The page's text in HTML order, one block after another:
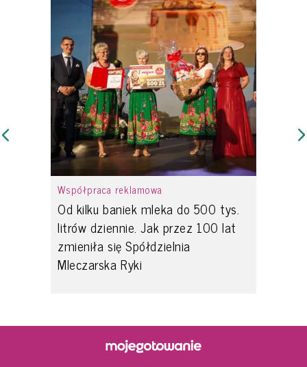
Współpraca reklamowa
Od kilku baniek mleka do 500 tys.
litrów dziennie. Jak przez 100 lat
zmieniła się Spółdzielnia
Mleczarska Ryki